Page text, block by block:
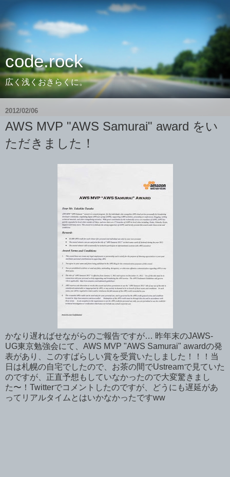
code.rock
広く浅くおきらくに。
2012/02/06
AWS MVP "AWS Samurai" award をい
ただきました！
かなり遅ればせながらのご報告ですが… 昨年末のJAWS-
UG東京勉強会にて、AWS MVP "AWS Samurai" awardの発
表があり、このすばらしい賞を受賞いたしました！！！当
日は札幌の自宅でしたので、お茶の間でUstreamで見ていた
のですが、正直予想もしていなかったので大変驚きまし
た〜！Twitterでコメントしたのですが、どうにも遅延があ
ってリアルタイムとはいかなかったですww